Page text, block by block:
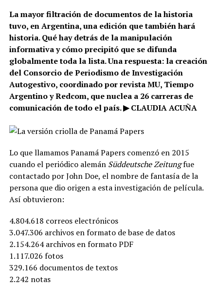
La mayor filtración de documentos de la historia
tuvo, en Argentina, una edición que también hará
historia. Qué hay detrás de la manipulación
informativa y cómo precipitó que se difunda
globalmente toda la lista. Una respuesta: la creación
del Consorcio de Periodismo de Investigación
Autogestivo, coordinado por revista MU, Tiempo
Argentino y Redcom, que nuclea a 26 carreras de
comunicación de todo el país. ▶ CLAUDIA ACUÑA
Lo que llamamos Panamá Papers comenzó en 2015
cuando el periódico alemán Süddeutsche Zeitungfue
contactado por John Doe, el nombre de fantasía de la
persona que dio origen a esta investigación de película.
Así obtuvieron:
4.804.618 correos electrónicos
3.047.306 archivos en formato de base de datos
2.154.264 archivos en formato PDF
1.117.026 fotos
329.166 documentos de textos
2.242 notas